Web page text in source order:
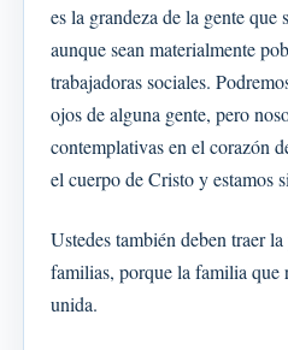
es la grandeza de la gente
aunque sean materialmente
trabajadoras sociales.
ojos de alguna gente, pero
contemplativas en el corazón
el cuerpo de Cristo y estamos
Ustedes también deben traer
familias, porque la familia que
unida.